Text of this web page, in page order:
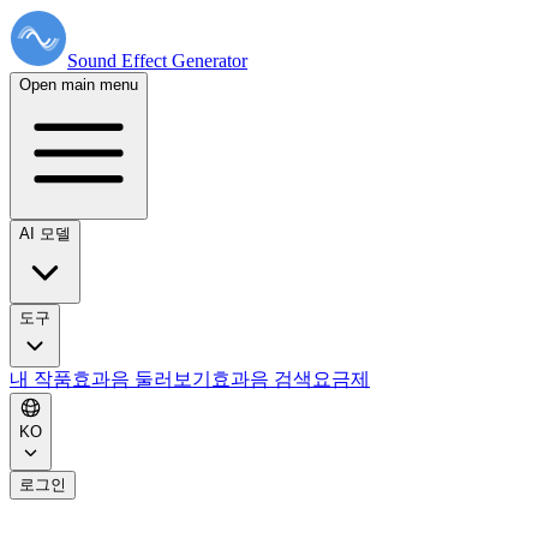
Sound Effect Generator
Open main menu
AI 모델
도구
내 작품효과음 둘러보기 효과음 검색 요금제
KO
로그인